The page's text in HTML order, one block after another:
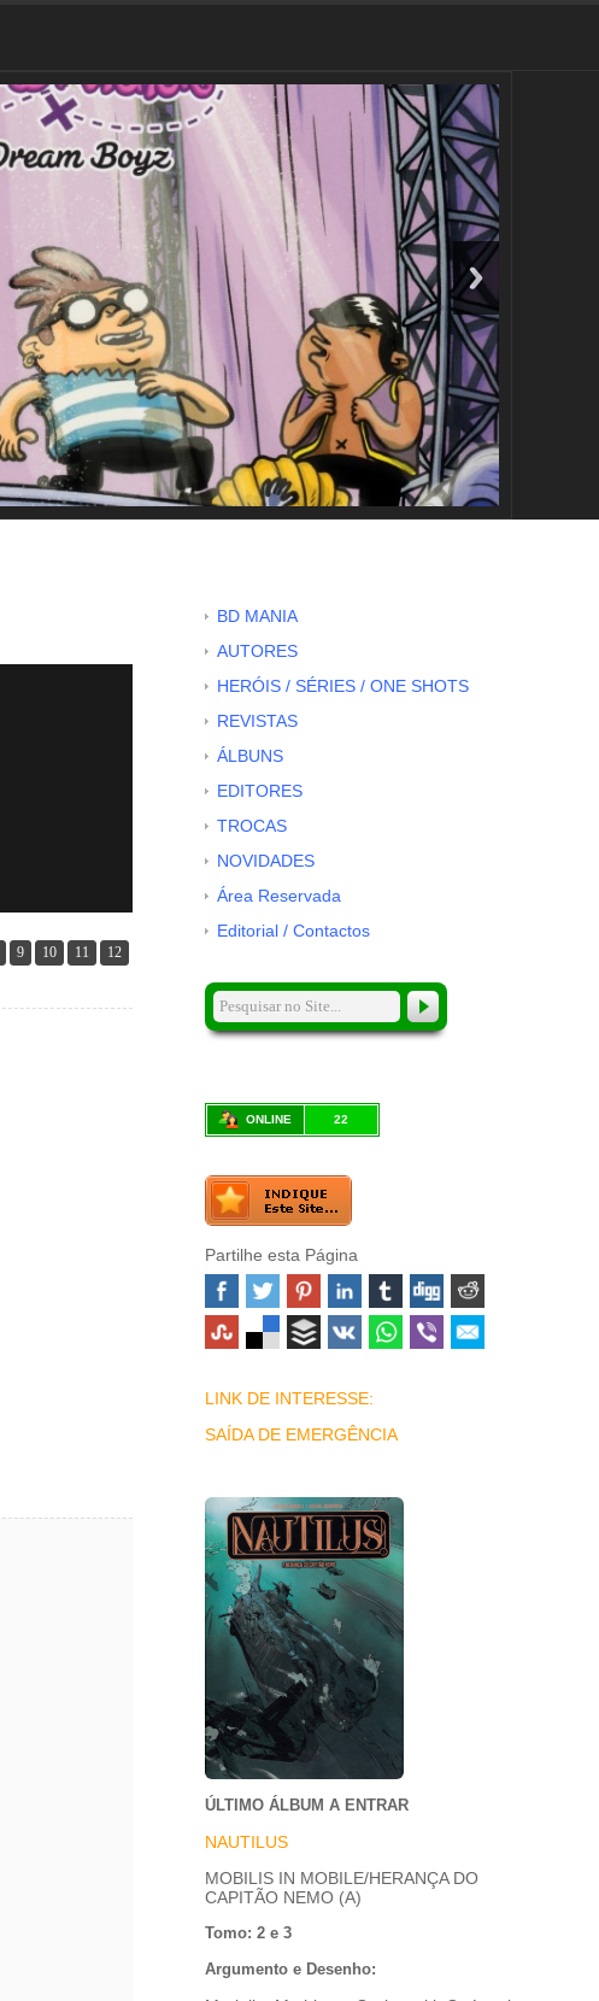
9 10 11 12
BD MANIA
AUTORES
HERÓIS / SÉRIES / ONE SHOTS
REVISTAS
ÁLBUNS
EDITORES
TROCAS
NOVIDADES
Área Reservada
Editorial / Contactos
ONLINE 22
Partilhe esta Página
LINK DE INTERESSE:
SAÍDA DE EMERGÊNCIA
ÚLTIMO ÁLBUM A ENTRAR
NAUTILUS
MOBILIS IN MOBILE/HERANÇA DO
CAPITÃO NEMO (A)
Tomo: 2 e 3
Argumento e Desenho: